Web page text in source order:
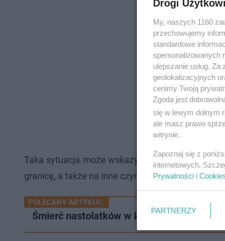
Taka sytuacja może wskazywać na starzenie
granicę, a także na inne czynniki społeczno-
POLECANY ARTYKUŁ:
Śmierć nastolatków w Rzeszowie.
Drogi
My, naszych 1160
przechowujemy
standardowe
spersonalizowanych
ulepszanie usług.
geolokalizacyjnych
cenimy Twoją
Zgoda jest
się w lewym dolnym
ale masz prawo
witrynie.
Zapoznaj się z
internetowych.
Prywatności i
PARTNERZY